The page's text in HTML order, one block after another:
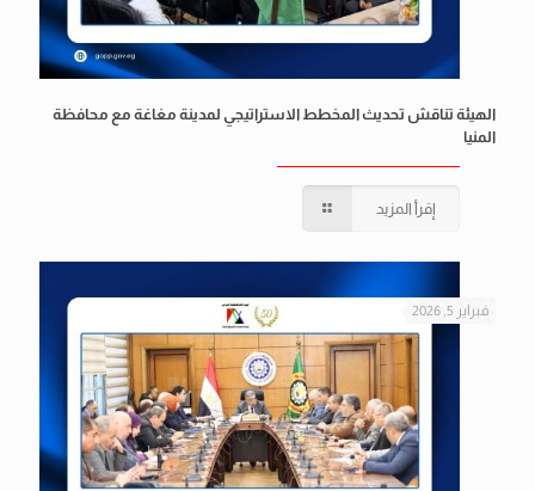
الهيئة تناقش تحديث المخطط الاستراتيجي لمدينة مغاغة مع محافظة
المنيا
إقرأ المزيد
فبراير 5, 2026